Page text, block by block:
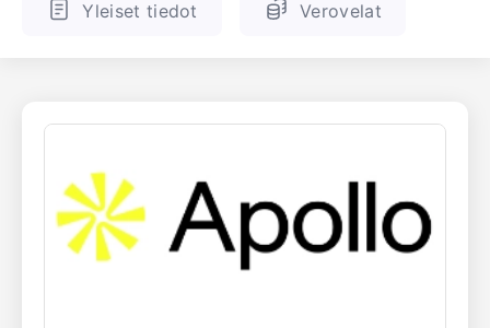
ENGLANTI SUOMALAINEN
Yleiset tiedot Verovelat